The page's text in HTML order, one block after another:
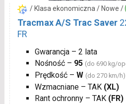
/ Klasa ekonomiczna / Nowe /
Tracmax A/S Trac Saver
FR
Gwarancja – 2 lata
Nośność – 95 (do 690 kg/
Prędkość – W (do 270 km/h)
Wzmacniane – TAK (XL)
Rant ochronny – TAK (FR)